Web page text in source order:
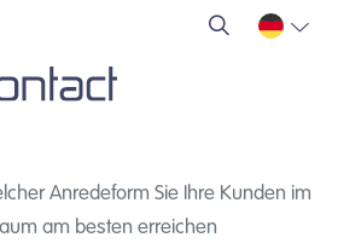
Anredeform Sie Ihre Kunden im
am besten erreichen